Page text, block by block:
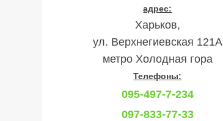
адрес:
Харьков,
ул. Верхнегиевская 121А
метро Холодная гора
Телефоны:
095-497-7-234
097-833-77-33